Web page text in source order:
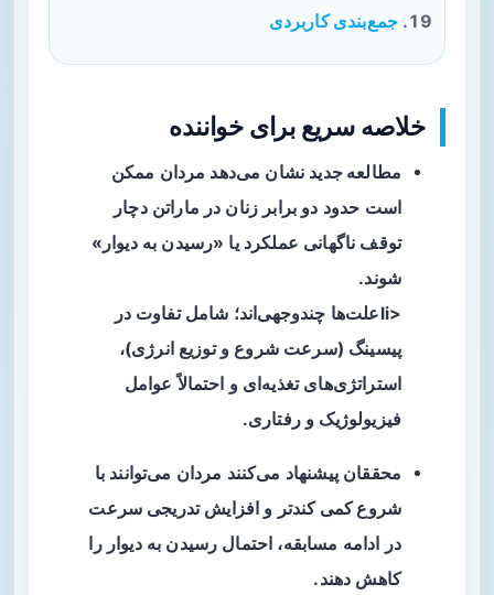
جمع‌بندی کاربردی
خلاصه سریع برای خواننده
مطالعه جدید نشان می‌دهد مردان ممکن
است حدود دو برابر زنان در ماراتن دچار
توقف ناگهانی عملکرد یا «رسیدن به دیوار»
شوند.
<liعلت‌ها چندوجهی‌اند؛ شامل تفاوت در
پیسینگ (سرعت شروع و توزیع انرژی)،
استراتژی‌های تغذیه‌ای و احتمالاً عوامل
فیزیولوژیک و رفتاری.
محققان پیشنهاد می‌کنند مردان می‌توانند با
شروع کمی کندتر و افزایش تدریجی سرعت
در ادامه مسابقه، احتمال رسیدن به دیوار را
کاهش دهند.